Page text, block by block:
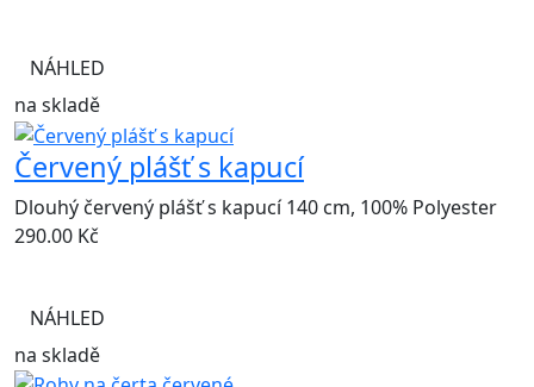
NÁHLED
na skladě
Červený plášť s kapucí
Dlouhý červený plášť s kapucí 140 cm, 100% Polyester
290.00 Kč
NÁHLED
na skladě